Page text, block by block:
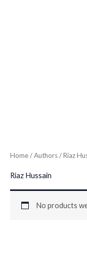
Home/ Authors / Riaz
Riaz Hussain
No products